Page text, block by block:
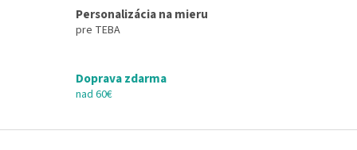
k
u
Personalizácia na mieru
pre TEBA
Doprava zdarma
nad 60€
Z